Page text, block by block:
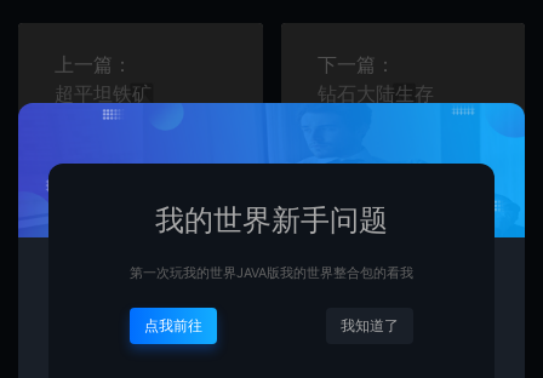
上一篇：
超平坦铁矿
下一篇：
钻石大陆生存
相关文章
我的世界新手问题
第一次玩我的世界JAVA版我的世界整合包的看我
点我前往 我知道了